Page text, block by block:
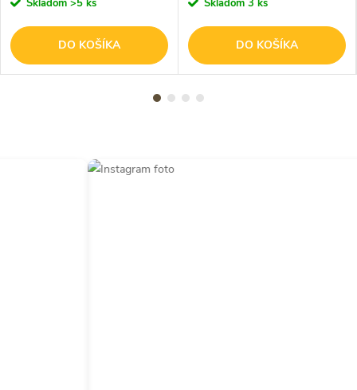
Skladom >5 ks
DO KOŠÍKA
Skladom 3 ks
DO KOŠÍKA